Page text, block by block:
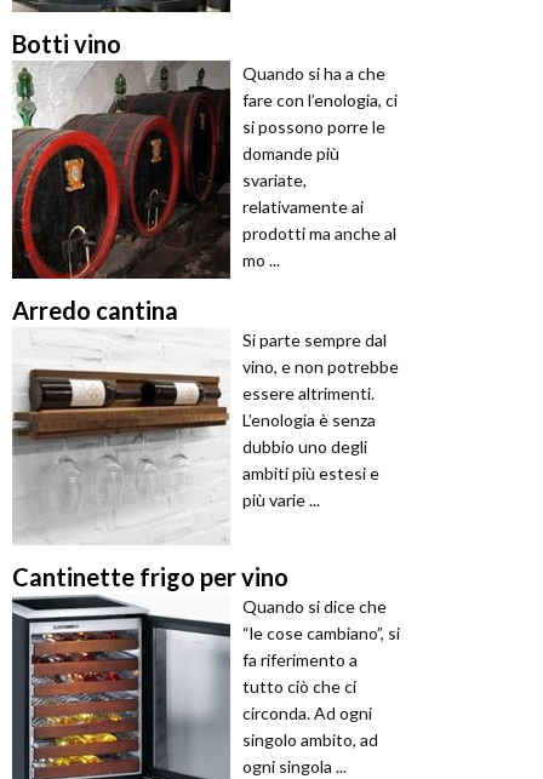
Botti vino
Quando si ha a che
fare con l’enologia, ci
si possono porre le
domande più
svariate,
relativamente ai
prodotti ma anche al
mo ...
Arredo cantina
Si parte sempre dal
vino, e non potrebbe
essere altrimenti.
L’enologia è senza
dubbio uno degli
ambiti più estesi e
più varie ...
Cantinette frigo per vino
Quando si dice che
“le cose cambiano”, si
fa riferimento a
tutto ciò che ci
circonda. Ad ogni
singolo ambito, ad
ogni singola ...